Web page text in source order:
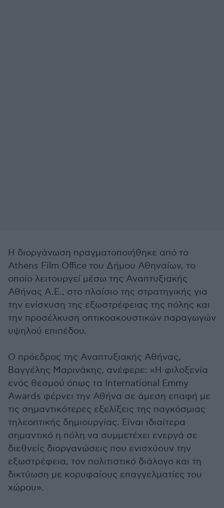
Η διοργάνωση πραγματοποιήθηκε από το
Athens Film Office του Δήμου Αθηναίων, το
οποίο λειτουργεί μέσω της Αναπτυξιακής
Αθήνας Α.Ε., στο πλαίσιο της στρατηγικής για
την ενίσχυση της εξωστρέφειας της πόλης και
την προσέλκυση οπτικοακουστικών παραγωγών
υψηλού επιπέδου.
Ο πρόεδρος της Αναπτυξιακής Αθήνας,
Βαγγέλης Μαρινάκης, ανέφερε: «Η φιλοξενία
ενός θεσμού όπως τα International Emmy
Awards φέρνει την Αθήνα σε άμεση επαφή με
τις σημαντικότερες εξελίξεις της παγκόσμιας
τηλεοπτικής δημιουργίας. Είναι ιδιαίτερα
σημαντικό η πόλη να συμμετέχει ενεργά σε
διεθνείς διοργανώσεις που ενισχύουν την
εξωστρέφεια, τον πολιτιστικό διάλογο και τη
δικτύωση με κορυφαίους επαγγελματίες του
χώρου».